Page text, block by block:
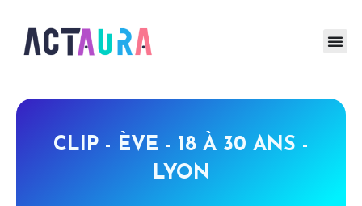
CLIP - ÈVE - 18 À 30 ANS -
LYON